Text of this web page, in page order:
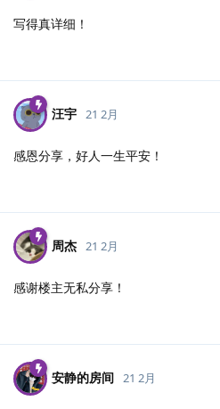
写得真详细！
汪宇 21 2月
感恩分享，好人一生平安！
周杰 21 2月
感谢楼主无私分享！
安静的房间 21 2月